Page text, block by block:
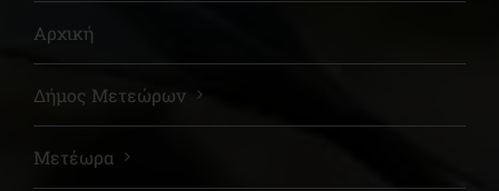
Αρχική
Δήμος Μετεώρων
Μετέωρα